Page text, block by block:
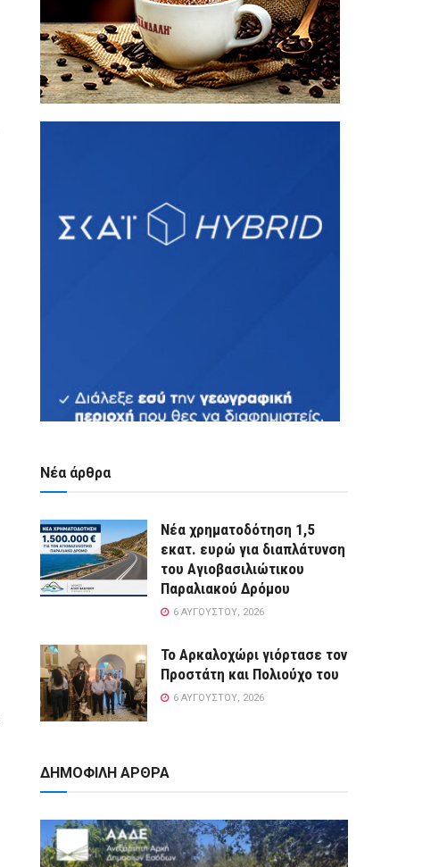
Νέα άρθρα
Νέα χρηματοδότηση 1,5
εκατ. ευρώ για διαπλάτυνση
του Αγιοβασιλιώτικου
Παραλιακού Δρόμου
6 ΑΥΓΟΎΣΤΟΥ, 2026
Το Αρκαλοχώρι γιόρτασε τον
Προστάτη και Πολιούχο του
6 ΑΥΓΟΎΣΤΟΥ, 2026
ΔΗΜΟΦΙΛΗ ΑΡΘΡΑ